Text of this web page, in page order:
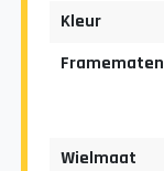
Kleur
Framematen
Wielmaat